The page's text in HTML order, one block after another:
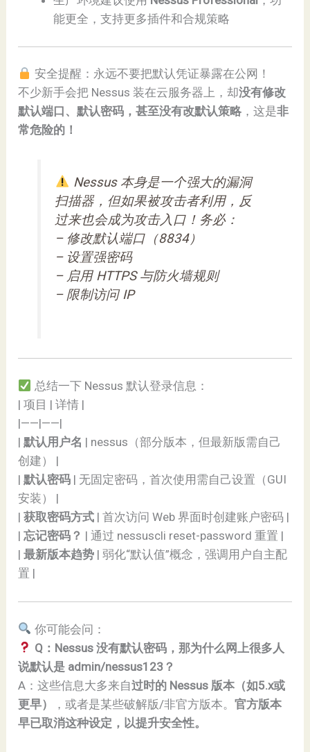
能更全，支持更多插件和合规策略
安全提醒：永远不要把默认凭证暴露在公网！
不少新手会把 Nessus 装在云服务器上，却没有修改
默认端口、默认密码，甚至没有改默认策略 ，这是非
常危险的！
Nessus 本身是一个强大的漏洞
扫描器，但如果被攻击者利用，反
过来也会成为攻击入口！务必：
– 修改默认端口（8834）
– 设置强密码
– 启用 HTTPS 与防火墙规则
– 限制访问 IP
总结一下 Nessus 默认登录信息：
| 项目 | 详情 |
|——|——|
|默认用户名 | nessus（部分版本，但最新版需自己
创建） |
|默认密码 | 无固定密码，首次使用需自己设置（GUI
安装） |
|获取密码方式 | 首次访问 Web 界面时创建账户密码 |
|忘记密码？ | 通过 nessuscli reset-password 重置 |
|最新版本趋势 | 弱化“默认值”概念，强调用户自主配
置 |
你可能会问：
Q：Nessus 没有默认密码，那为什么网上很多人
说默认是 admin/nessus123？
A：这些信息大多来自过时的 Nessus 版本（如5.x或
更早）
，或者是某些破解版/非官方版本。官方版本
早已取消这种设定，以提升安全性。